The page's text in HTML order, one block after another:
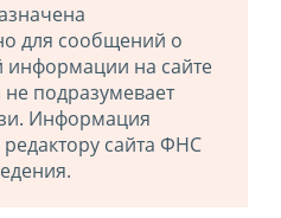
для сообщений о
информации на сайте
подразумевает
Информация
редактору сайта ФНС